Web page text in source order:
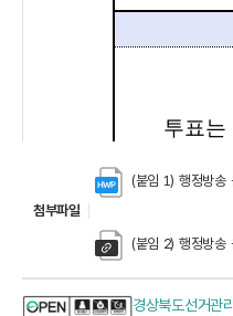
첨부파일
(붙임 1) 행정방
(붙임 2) 행정방송
경상북도선거